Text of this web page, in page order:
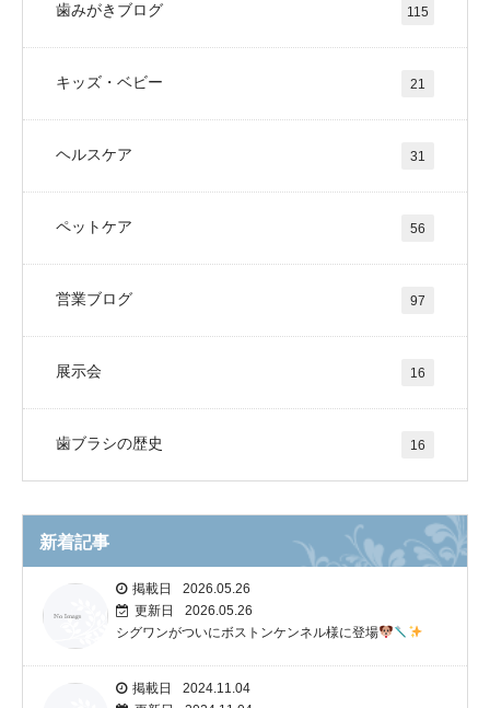
歯みがきブログ 115
キッズ・ベビー 21
ヘルスケア 31
ペットケア 56
営業ブログ 97
展示会 16
歯ブラシの歴史 16
新着記事
掲載日
2026.05.26
更新日
2026.05.26
シグワンがついにボストンケンネル様に登場
掲載日
2024.11.04